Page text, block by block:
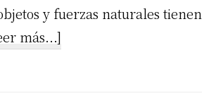
y fuerzas naturales tienen
más...]